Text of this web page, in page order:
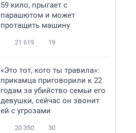
59 кило, прыгает с
парашютом и может
протащить машину
21 619 19
«Это тот, кого ты травила»:
прикамца приговорили к 22
годам за убийство семьи его
девушки, сейчас он звонит
ей с угрозами
20 350 30